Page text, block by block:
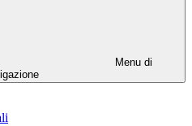
Menu di